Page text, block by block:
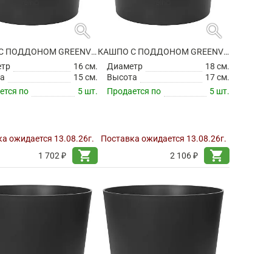
search
КАШПО С ПОДДОНОМ GREENVILLE ROUND LIVING BLACK
16 см.
15 см.
по
5 шт.
ожидается 13.08.26г.
1 702 ₽
shopping_cart
search
КАШПО С ПОДДОНОМ GREENVILLE ROUND LIVING BLACK
Диаметр
18 см.
Высота
17 см.
Продается по
5 шт.
Поставка ожидается 13.08.26г.
2 106 ₽
shopping_cart